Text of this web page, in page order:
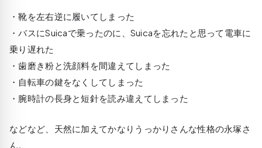
・靴を左右逆に履いてしまった
・バスにSuicaで乗ったのに、Suicaを忘れたと思って電車に
乗り遅れた
・歯磨き粉と洗顔料を間違えてしまった
・自転車の鍵をなくしてしまった
・腕時計の長身と短針を読み違えてしまった
などなど、天然に加えてかなりうっかりさんな性格の永塚さ
ん。